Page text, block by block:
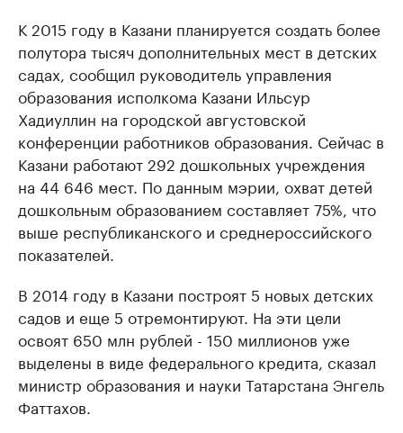
К 2015 году в Казани планируется создать более
полутора тысяч дополнительных мест в детских
садах, сообщил руководитель управления
образования исполкома Казани Ильсур
Хадиуллин на городской августовской
конференции работников образования. Сейчас в
Казани работают 292 дошкольных учреждения
на 44 646 мест. По данным мэрии, охват детей
дошкольным образованием составляет 75%, что
выше республиканского и среднероссийского
показателей.
В 2014 году в Казани построят 5 новых детских
садов и еще 5 отремонтируют. На эти цели
освоят 650 млн рублей - 150 миллионов уже
выделены в виде федерального кредита, сказал
министр образования и науки Татарстана Энгель
Фаттахов.